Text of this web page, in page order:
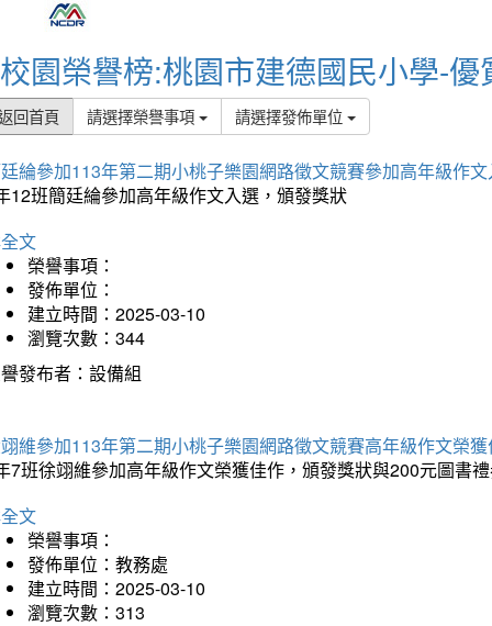
校園榮譽榜:桃園市建德國民小學-優
回首頁 請選擇榮譽事項 請選擇發佈單位
綸參加113年第二期小桃子樂園網路徵文競賽參加高年級作
12班簡廷綸參加高年級作文入選，頒發獎狀
文
榮譽事項：
發佈單位：
建立時間：2025-03-10
瀏覽次數：344
發布者：設備組
維參加113年第二期小桃子樂園網路徵文競賽高年級作文榮
7班徐翊維參加高年級作文榮獲佳作，頒發獎狀與200元圖書
文
榮譽事項：
發佈單位：教務處
建立時間：2025-03-10
瀏覽次數：313